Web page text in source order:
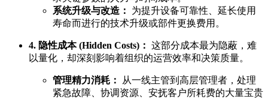
系统升级与改造：
为提升设备可靠性、延长使用
寿命而进行的技术升级或部件更换费用。
4. 隐性成本 (Hidden Costs)： 这部分成本最为隐蔽，难
以量化，却深刻影响着组织的运营效率和决策质量。
管理精力消耗：
从一线主管到高层管理者，处理
紧急故障、协调资源、安抚客户所耗费的大量宝贵